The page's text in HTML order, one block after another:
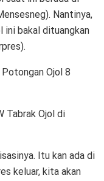
Nantinya,
ini bakal dituangkan
Potongan Ojol 8
Tabrak Ojol di
Itu kan ada di
keluar, kita akan